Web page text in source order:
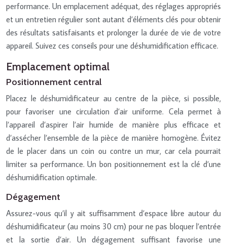
performance. Un emplacement adéquat, des réglages appropriés
et un entretien régulier sont autant d’éléments clés pour obtenir
des résultats satisfaisants et prolonger la durée de vie de votre
appareil. Suivez ces conseils pour une déshumidification efficace.
Emplacement optimal
Positionnement central
Placez le déshumidificateur au centre de la pièce, si possible,
pour favoriser une circulation d’air uniforme. Cela permet à
l’appareil d’aspirer l’air humide de manière plus efficace et
d’assécher l’ensemble de la pièce de manière homogène. Évitez
de le placer dans un coin ou contre un mur, car cela pourrait
limiter sa performance. Un bon positionnement est la clé d’une
déshumidification optimale.
Dégagement
Assurez-vous qu’il y ait suffisamment d’espace libre autour du
déshumidificateur (au moins 30 cm) pour ne pas bloquer l’entrée
et la sortie d’air. Un dégagement suffisant favorise une